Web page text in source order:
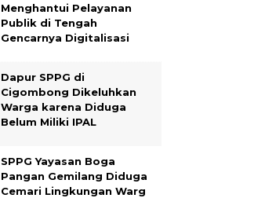
Menghantui Pelayanan
Publik di Tengah
Gencarnya Digitalisasi
Dapur SPPG di
Cigombong Dikeluhkan
Warga karena Diduga
Belum Miliki IPAL
SPPG Yayasan Boga
Pangan Gemilang Diduga
Cemari Lingkungan Warg